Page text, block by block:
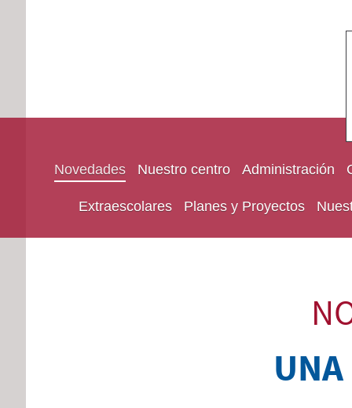
Novedades Nuestro centro Administración
Extraescolares Planes y Proyectos